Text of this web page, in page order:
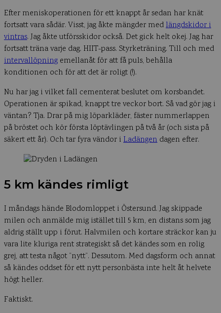
Efter meniskoperationen för ett knappt år sedan har knät
fortsatt vara sådär. Visst, jag åkte mängder medlängdskidor i
vintras. Jag åkte utförsskidor också. Det gick helt okej. Jag har
fortsatt träna varje dag. HIIT-pass. Styrketräning. Till och med
intervallöpning emellanåt för att få puls, behålla
konditionen och för att det är roligt (!).
Nu har jag i vilket fall cementerat beslutet om korsbandet.
Operationen är spikad, knappt tre veckor bort. Så vad gör jag i
väntan? Tja. Drar på mig löparkläder, fäster nummerlappen
på bröstet och kör första löptävlingen på två år (och sista på
säkert ett år). Och tar fyra vändor i Ladängen dagen efter.
5 km kändes rimligt
I måndags hände Blodomloppet i Östersund. Jag skippade
milen och anmälde mig istället till 5 km, en distans som jag
aldrig ställt upp i förut. Halvmilen och kortare sträckor kan ju
vara lite kluriga rent strategiskt så det kändes som en rolig
grej, att testa något ”nytt”. Dessutom. Med dagsform och annat
så kändes oddset för ett nytt personbästa inte helt åt helvete
högt heller.
Faktiskt.